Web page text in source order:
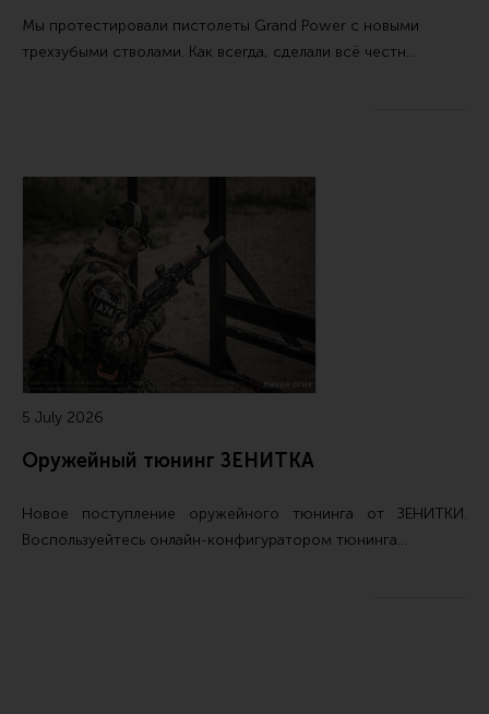
Мы протестировали пистолеты Grand Power с новыми
трехзубыми стволами. Как всегда, сделали всё честн…
5 July 2026
Оружейный тюнинг ЗЕНИТКА
Новое поступление оружейного тюнинга от ЗЕНИТКИ.
Воспользуейтесь онлайн-конфигуратором тюнинга…